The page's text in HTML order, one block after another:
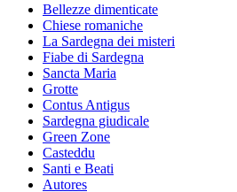
Bellezze dimenticate
Chiese romaniche
La Sardegna dei misteri
Fiabe di Sardegna
Sancta Maria
Grotte
Contus Antigus
Sardegna giudicale
Green Zone
Casteddu
Santi e Beati
Autores